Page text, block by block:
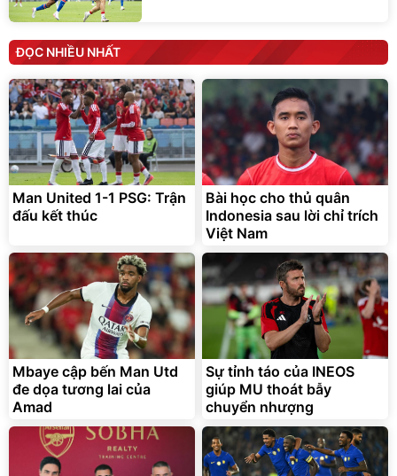
ĐỌC NHIỀU NHẤT
Man United 1-1 PSG: Trận
đấu kết thúc
Bài học cho thủ quân
Indonesia sau lời chỉ trích
Việt Nam
Mbaye cập bến Man Utd
đe dọa tương lai của
Amad
Sự tỉnh táo của INEOS
giúp MU thoát bẫy
chuyển nhượng